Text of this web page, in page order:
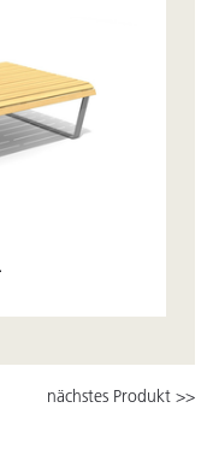
nächstes Produkt >>